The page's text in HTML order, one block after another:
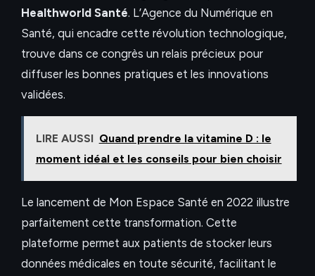
Healthworld Santé. L’Agence du Numérique en
Santé, qui encadre cette révolution technologique,
trouve dans ce congrès un relais précieux pour
diffuser les bonnes pratiques et les innovations
validées.
LIRE AUSSI Quand prendre la vitamine D : le
moment idéal et les conseils pour bien choisir
Le lancement de Mon Espace Santé en 2022 illustre
parfaitement cette transformation. Cette
plateforme permet aux patients de stocker leurs
données médicales en toute sécurité, facilitant le